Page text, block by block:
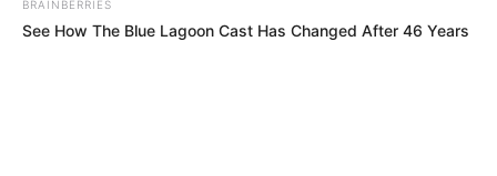
BRAINBERRIES
See How The Blue Lagoon Cast Has Changed After 46 Years